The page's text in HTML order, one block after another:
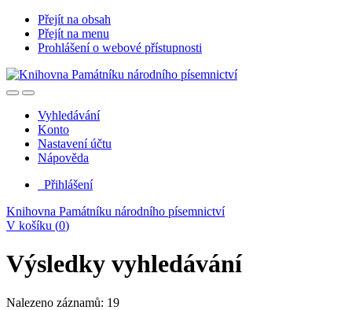
Přejít na obsah
Přejít na menu
Prohlášení o webové přístupnosti
Vyhledávání
Konto
Nastavení účtu
Nápověda
Přihlášení
Knihovna Památníku národního písemnictví
V košíku (0)
Výsledky vyhledávání
Nalezeno záznamů: 19